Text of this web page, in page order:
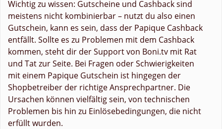
Wichtig zu wissen: Gutscheine und Cashback sind
meistens nicht kombinierbar – nutzt du also einen
Gutschein, kann es sein, dass der Papique Cashback
entfällt. Sollte es zu Problemen mit dem Cashback
kommen, steht dir der Support von Boni.tv mit Rat
und Tat zur Seite. Bei Fragen oder Schwierigkeiten
mit einem Papique Gutschein ist hingegen der
Shopbetreiber der richtige Ansprechpartner. Die
Ursachen können vielfältig sein, von technischen
Problemen bis hin zu Einlösebedingungen, die nicht
erfüllt wurden.